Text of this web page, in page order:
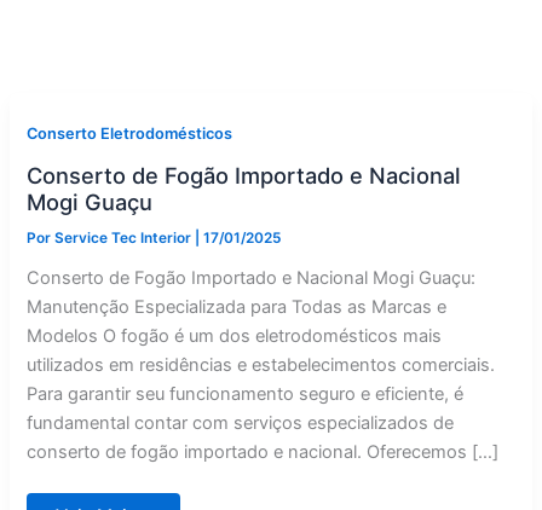
Conserto Eletrodomésticos
Conserto de Fogão Importado e Nacional
Mogi Guaçu
PorService Tec Interior |17/01/2025
Conserto de Fogão Importado e Nacional Mogi Guaçu:
Manutenção Especializada para Todas as Marcas e
Modelos O fogão é um dos eletrodomésticos mais
utilizados em residências e estabelecimentos comerciais.
Para garantir seu funcionamento seguro e eficiente, é
fundamental contar com serviços especializados de
conserto de fogão importado e nacional. Oferecemos […]